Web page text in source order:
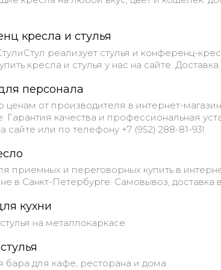
кресла и стулья
реализует стулья и конференц-
кресла и стулья у нас на сайте.
персонала
ценам от производителя в интернет-
Гарантия качества и профессиональная
сайте или по телефону +7 (952) 288-81-93!
приемных и переговорных купить в
в Санкт-Петербурге. Самовывоз, доставка
кухни
на металлокаркасе
бара для кафе, ресторана и дома